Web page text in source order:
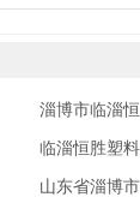
淄博市临淄
临淄恒胜塑
山东省淄博